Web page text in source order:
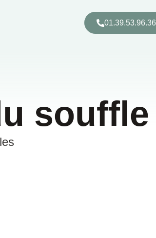
01.39.53.96.36
souffle